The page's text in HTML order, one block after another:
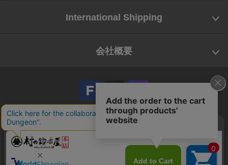
International Shipping
会社概要
会社概要
お問い合わせ